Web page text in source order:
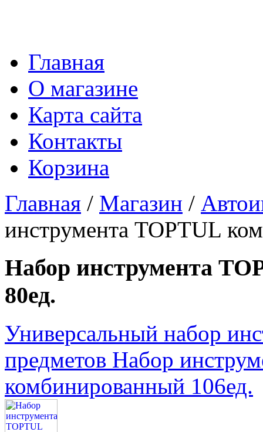
Главная
О магазине
Карта сайта
Контакты
Корзина
Главная / Магазин /
инструмента TOPTUL
Набор инструмента
80ед.
Универсальный набор
предметов Набор
комбинированный 106ед.